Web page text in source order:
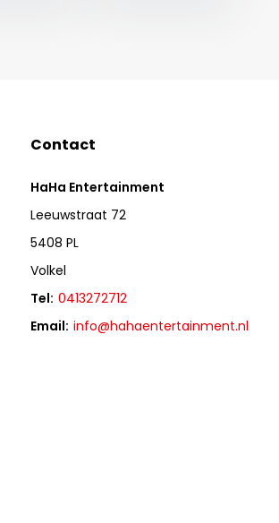
Contact
HaHa Entertainment
Leeuwstraat 72
5408 PL
Volkel
Tel: 0413272712
Email: info@hahaentertainment.nl